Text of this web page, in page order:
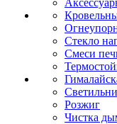
Стекло
Смеси
Розжиг
Чистка